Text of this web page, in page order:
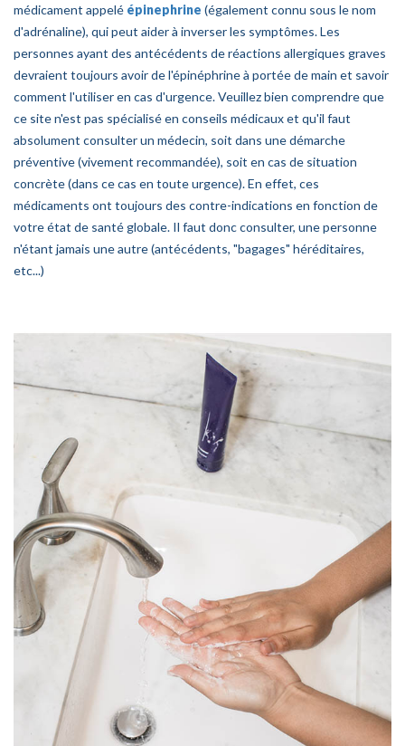
médicament appelé épinephrine (également connu sous le nom
d'adrénaline), qui peut aider à inverser les symptômes. Les
personnes ayant des antécédents de réactions allergiques graves
devraient toujours avoir de l'épinéphrine à portée de main et savoir
comment l'utiliser en cas d'urgence. Veuillez bien comprendre que
ce site n'est pas spécialisé en conseils médicaux et qu'il faut
absolument consulter un médecin, soit dans une démarche
préventive (vivement recommandée), soit en cas de situation
concrète (dans ce cas en toute urgence). En effet, ces
médicaments ont toujours des contre-indications en fonction de
votre état de santé globale. Il faut donc consulter, une personne
n'étant jamais une autre (antécédents, "bagages" héréditaires,
etc...)